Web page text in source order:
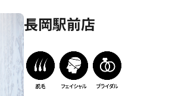
長岡駅前店